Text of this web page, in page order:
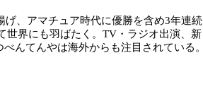
、アマチュア時代に優勝を含め3年連続
世界にも羽ばたく。TV・ラジオ出演、新
んてんやは海外からも注目されている。